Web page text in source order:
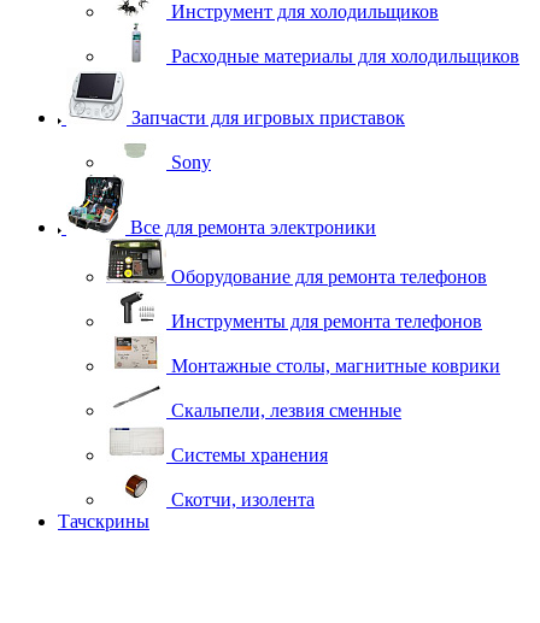
Инструмент для холодильщиков
Расходные материалы для холодильщиков
Запчасти для игровых приставок
Sony
Все для ремонта электроники
Оборудование для ремонта телефонов
Инструменты для ремонта телефонов
Монтажные столы, магнитные коврики
Скальпели, лезвия сменные
Системы хранения
Скотчи, изолента
Тачскрины